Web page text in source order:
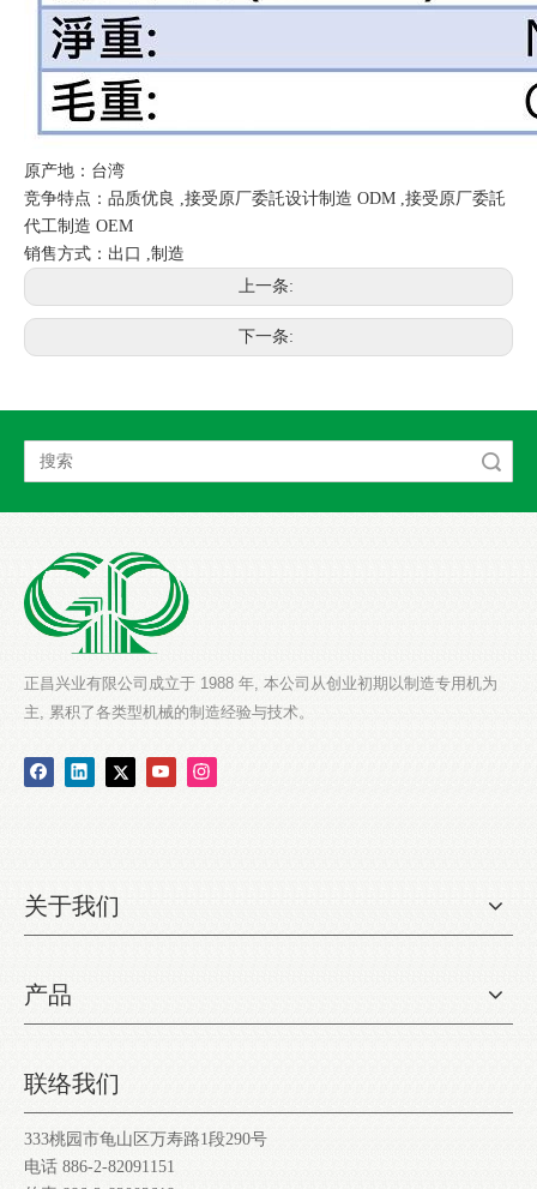
原产地：台湾
竞争特点：品质优良 ,接受原厂委託设计制造 ODM ,接受原厂委託
代工制造 OEM
销售方式：出口 ,制造
上一条:
下一条:
正昌兴业有限公司成立于 1988 年, 本公司从创业初期以制造专用机为
主, 累积了各类型机械的制造经验与技术。
关于我们
产品
联络我们
333桃园市龟山区万寿路1段290号
电话 886-2-82091151